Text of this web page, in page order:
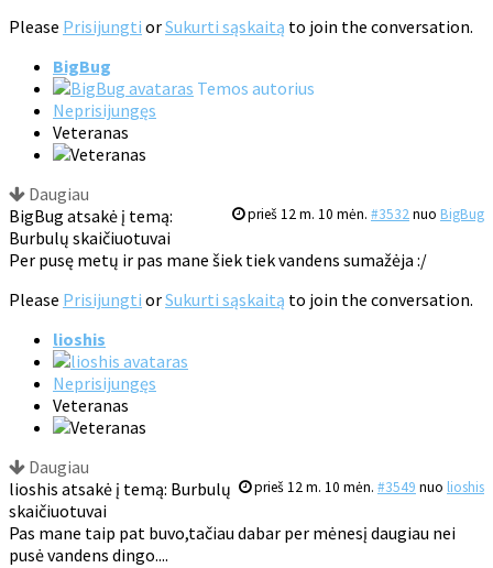
Please Prisijungti orSukurti sąskaitą to join the conversation.
BigBug
Temos autorius
Neprisijungęs
Veteranas
Daugiau
prieš 12 m. 10 mėn. #3532nuo BigBug
BigBug atsakė į temą:
Burbulų skaičiuotuvai
Per pusę metų ir pas mane šiek tiek vandens sumažėja :/
Please Prisijungti orSukurti sąskaitą to join the conversation.
lioshis
Neprisijungęs
Veteranas
Daugiau
prieš 12 m. 10 mėn. #3549 nuo lioshis
lioshis atsakė į temą: Burbulų
skaičiuotuvai
Pas mane taip pat buvo,tačiau dabar per mėnesį daugiau nei
pusė vandens dingo....